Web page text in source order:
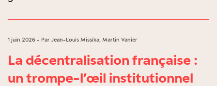
1 juin 2026 - Par Jean-Louis Missika, Martin Vanier
La décentralisation française :
un trompe-l’œil institutionnel